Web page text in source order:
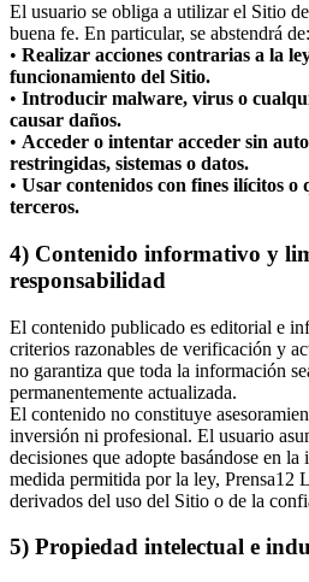
El usuario se obliga a utilizar el Sitio
buena fe. En particular, se abstendrá de:
• Realizar acciones contrarias a la
funcionamiento del Sitio.
• Introducir malware, virus o
causar daños.
• Acceder o intentar acceder sin
restringidas, sistemas o datos.
• Usar contenidos con fines ilícitos o
terceros.
4) Contenido informativo y
responsabilidad
El contenido publicado es editorial e
criterios razonables de verificación y
no garantiza que toda la información
permanentemente actualizada.
El contenido no constituye
inversión ni profesional. El usuario
decisiones que adopte basándose en
medida permitida por la ley, Prensa12
derivados del uso del Sitio o de la
5) Propiedad intelectual e